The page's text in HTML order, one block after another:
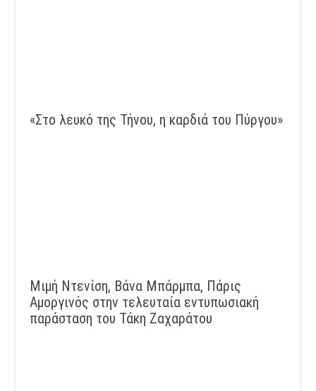
«Στο λευκό της Τήνου, η καρδιά του Πύργου»
Μιμή Ντενίση, Βάνα Μπάρμπα, Πάρις
Αμοργινός στην τελευταία εντυπωσιακή
παράσταση του Τάκη Ζαχαράτου